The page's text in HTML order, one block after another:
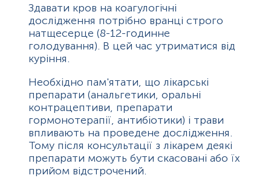
Здавати кров на коагулогічні
дослідження потрібно вранці строго
натщесерце (8-12-годинне
голодування). В цей час утриматися від
куріння.
Необхідно пам'ятати, що лікарські
препарати (анальгетики, оральні
контрацептиви, препарати
гормонотерапії, антибіотики) і трави
впливають на проведене дослідження.
Тому після консультації з лікарем деякі
препарати можуть бути скасовані або їх
прийом відстрочений.